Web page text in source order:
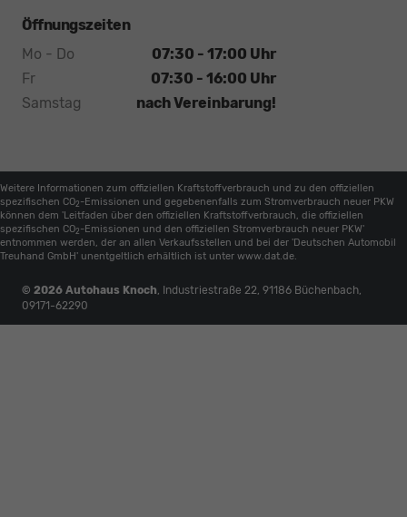
Öffnungszeiten
Mo - Do
07:30 - 17:00 Uhr
Fr
07:30 - 16:00 Uhr
Samstag
nach Vereinbarung!
Weitere Informationen zum offiziellen Kraftstoffverbrauch und zu den offiziellen
spezifischen CO2 -Emissionen und gegebenenfalls zum Stromverbrauch neuer PKW
können dem 'Leitfaden über den offiziellen Kraftstoffverbrauch, die offiziellen
spezifischen CO2 -Emissionen und den offiziellen Stromverbrauch neuer PKW'
entnommen werden, der an allen Verkaufsstellen und bei der 'Deutschen Automobil
Treuhand GmbH' unentgeltlich erhältlich ist unter www.dat.de.
© 2026 Autohaus Knoch, Industriestraße 22, 91186 Büchenbach,
09171-62290